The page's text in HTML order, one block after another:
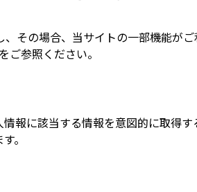
その場合、当サイトの一部機能が
参照ください。
報に該当する情報を意図的に取得
。